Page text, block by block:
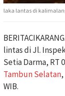
laka lantas di
lintas di Jl.
Setia Darma, RT
Tambun Selatan
WIB.